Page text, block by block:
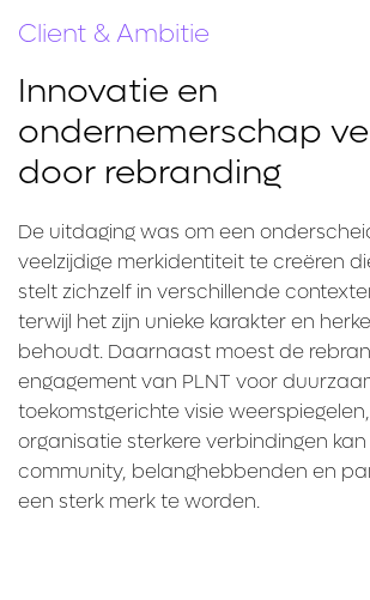
Client & Ambitie
Innovatie en
ondernemerschap
door rebranding
De uitdaging was om een
veelzijdige merkidentiteit te creëren
stelt zichzelf in verschillende
terwijl het zijn unieke karakter en
behoudt. Daarnaast moest de
engagement van PLNT voor
toekomstgerichte visie
organisatie sterkere verbindingen kan
community, belanghebbenden en
een sterk merk te worden.